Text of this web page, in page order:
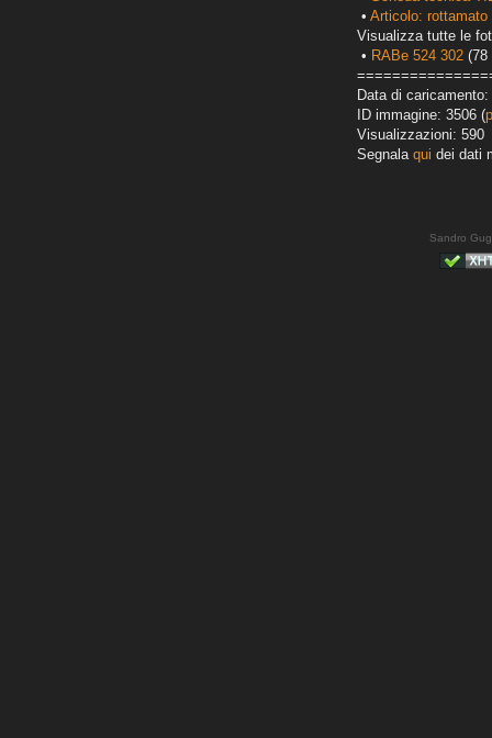
• Articolo:
Visualizza tutte le
• RABe 524 302 (78
Data di
ID immagine: 3506 (
Visualizzazioni: 590
Segnala qui dei dati
Sandro